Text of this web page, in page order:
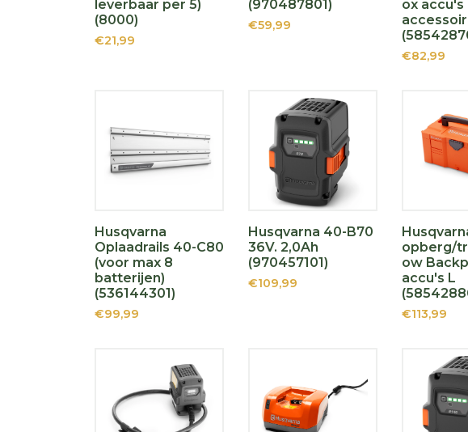
leverbaar per 5)
(8000)
€21,99
(970487801)
€59,99
ox accu's
€82,99
Husqvarna
Oplaadrails 40-C80
(voor max 8
batterijen)
(536144301)
€99,99
Husqvarna 40-B70
36V. 2,0Ah
(970457101)
€109,99
opberg/
ow
accu's L
€113,99